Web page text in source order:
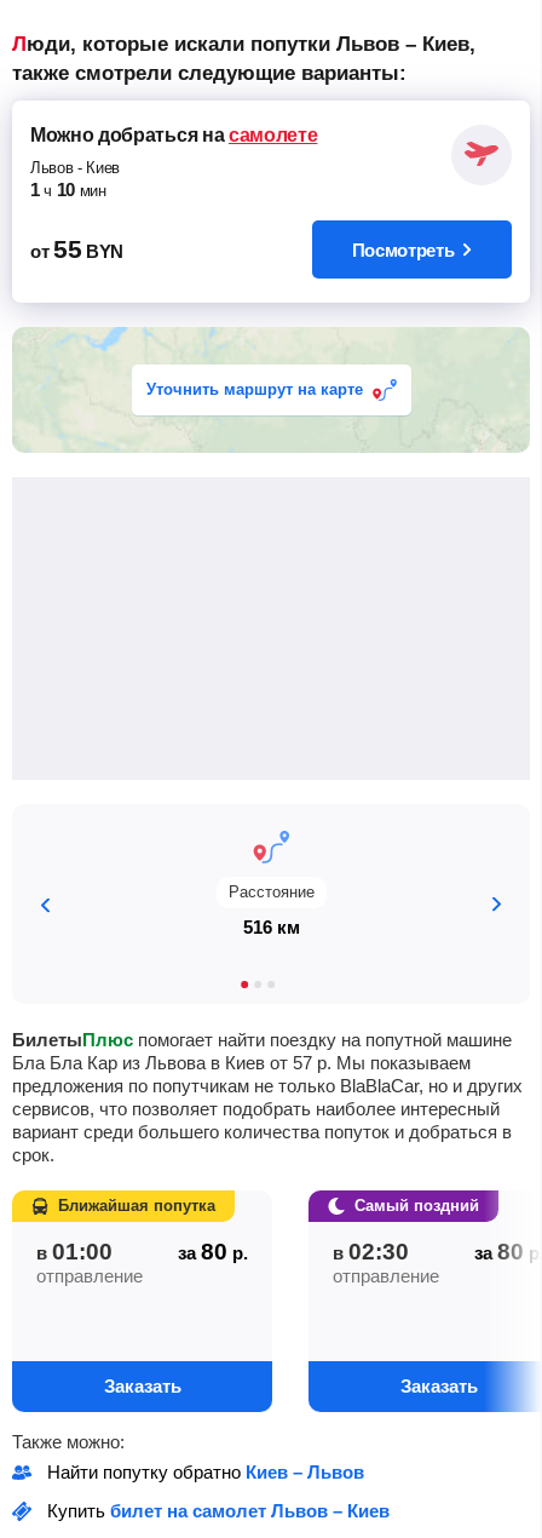
Люди, которые искали попутки Львов – Киев,
также смотрели следующие варианты:
Можно добратьсяна самолете
Львов- Киев
1 ч 10 мин
от 55 BYN Посмотреть
Уточнить маршрут на карте
Расстояние
516 км
БилетыПлюс помогает найти поездку на попутной машине
Бла Бла Кар из Львова в Киев от 57 р. Мы показываем
предложения по попутчикам не только BlaBlaCar, но и других
сервисов, что позволяет подобрать наиболее интересный
вариант среди большего количества попуток и добраться в
срок.
в 01:00 за80 р.
отправление
Заказать
Ближайшая попутка
в 02:30 за80
отправление
Заказать
Самый поздний
Также можно:
Найти попутку обратно Киев – Львов
Купить билет на самолет Львов – Киев